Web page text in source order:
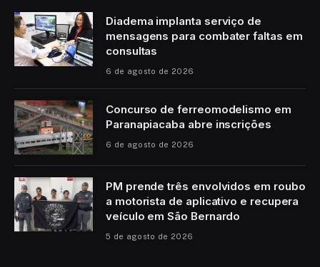
Diadema implanta serviço de
mensagens para combater faltas em
consultas
6 de agosto de 2026
Concurso de ferreomodelismo em
Paranapiacaba abre inscrições
6 de agosto de 2026
PM prende três envolvidos em roubo
a motorista de aplicativo e recupera
veículo em São Bernardo
5 de agosto de 2026